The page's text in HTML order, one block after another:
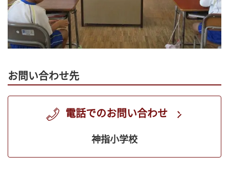
お問い合わせ先
電話でのお問い合わせ
神指小学校